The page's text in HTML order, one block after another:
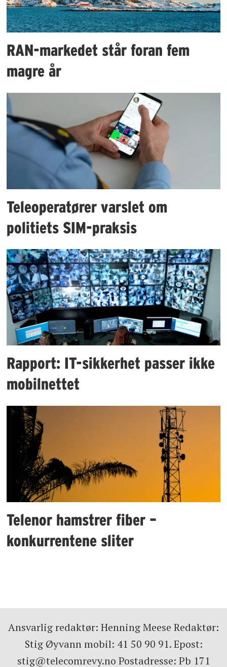
RAN-markedet står foran fem
magre år
Teleoperatører varslet om
politiets SIM-praksis
Rapport: IT-sikkerhet passer ikke
mobilnettet
Telenor hamstrer fiber –
konkurrentene sliter
Ansvarlig redaktør: Henning Meese Redaktør:
Stig Øyvann mobil: 41 50 90 91. Epost:
stig@telecomrevy.no Postadresse: Pb 171